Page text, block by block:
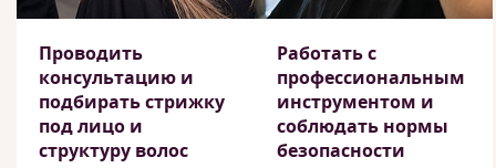
Проводить
консультацию и
подбирать стрижку
под лицо и
структуру волос
Работать с
профессиональным
инструментом и
соблюдать нормы
безопасности